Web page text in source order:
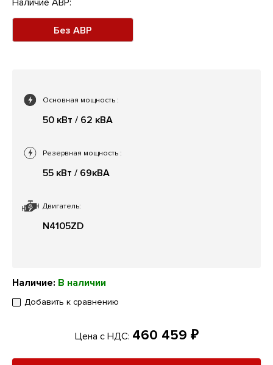
Наличие АВР:
Без АВР
Основная мощность :
50 кВт / 62 кВА
Двигатель:
N4105ZD
Резервная мощность :
55 кВт / 69кВА
Наличие: В наличии
Добавить к сравнению
Цена с НДС: 460 459 ₽